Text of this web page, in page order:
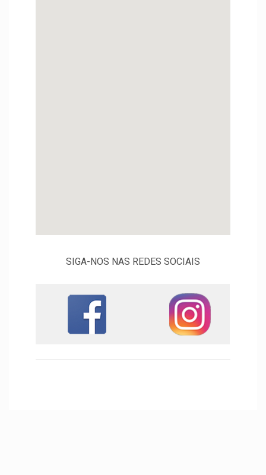
SIGA-NOS NAS REDES SOCIAIS